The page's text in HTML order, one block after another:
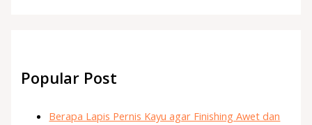
Popular Post
Berapa Lapis Pernis Kayu agar Finishing Awet dan